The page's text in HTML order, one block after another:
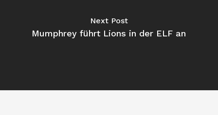
Next Post
Mumphrey führt Lions in der ELF an